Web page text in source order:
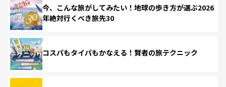
今、こんな旅がしてみたい！地球の歩き方が選ぶ2026
年絶対行くべき旅先30
コスパもタイパもかなえる！賢者の旅テクニック